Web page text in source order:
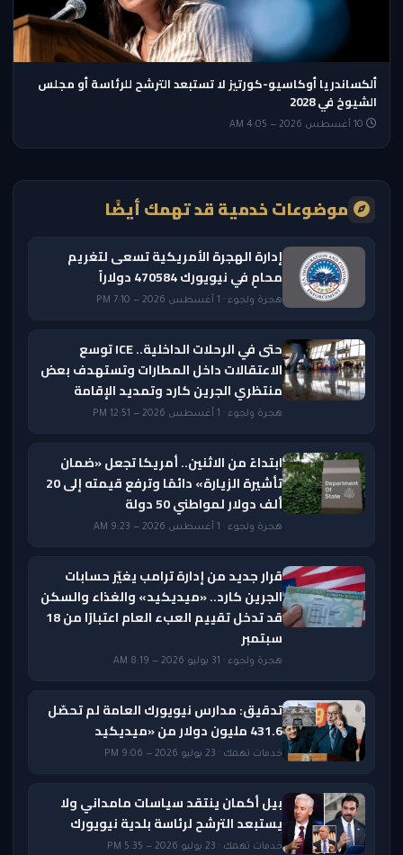
ألكساندريا أوكاسيو-كورتيز لا تستبعد الترشح للرئاسة أو مجلس
الشيوخ في 2028
موضوعات خدمية قد تهمك أيضًا
إدارة الهجرة الأمريكية تسعى لتغريم
محامٍ في نيويورك 470584 دولاراً
هجرة ولجوء · 1 أغسطس 2026 — 7:10 PM
حتى في الرحلات الداخلية.. ICE توسع
الاعتقالات داخل المطارات وتستهدف بعض
منتظري الجرين كارد وتمديد الإقامة
هجرة ولجوء · 1 أغسطس 2026 — 12:51 PM
ابتداءً من الاثنين.. أمريكا تجعل «ضمان
تأشيرة الزيارة» دائمًا وترفع قيمته إلى 20
ألف دولار لمواطني 50 دولة
هجرة ولجوء · 1 أغسطس 2026 — 9:23 AM
قرار جديد من إدارة ترامب يغيّر حسابات
الجرين كارد.. «ميديكيد» والغذاء والسكن
قد تدخل تقييم العبء العام اعتبارًا من 18
سبتمبر
هجرة ولجوء · 31 يوليو 2026 — 8:19 AM
تدقيق: مدارس نيويورك العامة لم تحصّل
431.6 مليون دولار من «ميديكيد
خدمات تهمك · 23 يوليو 2026 — 9:06 PM
بيل أكمان ينتقد سياسات مامداني ولا
يستبعد الترشح لرئاسة بلدية نيويورك
خدمات تهمك · 23 يوليو 2026 — 5:35 PM